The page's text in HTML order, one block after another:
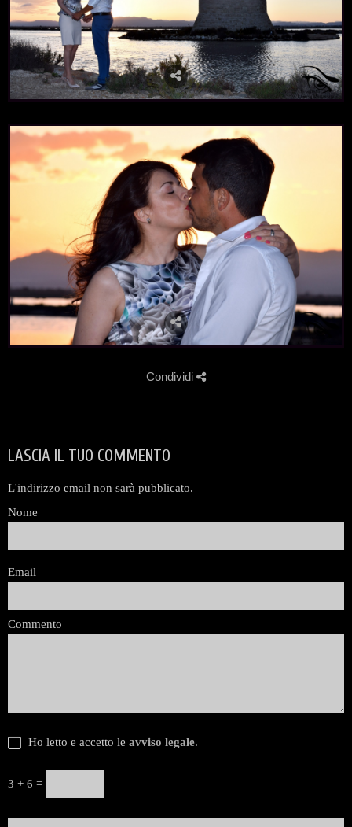
Condividi
LASCIA IL TUO COMMENTO
L'indirizzo email non sarà pubblicato.
Nome
Email
Commento
Ho letto e accetto le avviso legale.
3 + 6 =